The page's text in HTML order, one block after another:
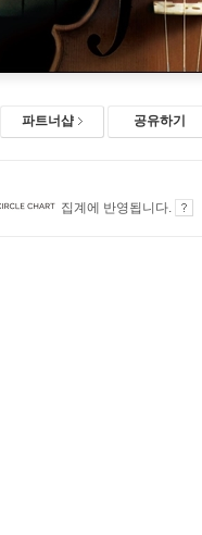
파트너샵 공유하기
집계에 반영됩니다.